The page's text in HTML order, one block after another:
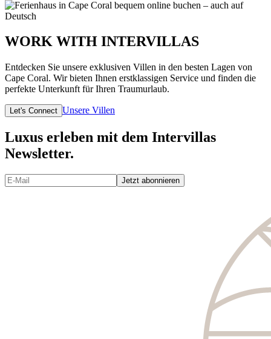
WORK WITH INTERVILLAS
Entdecken Sie unsere exklusiven Villen in den besten Lagen von
Cape Coral. Wir bieten Ihnen erstklassigen Service und finden die
perfekte Unterkunft für Ihren Traumurlaub.
Let's Connect Unsere Villen
Luxus erleben mit dem Intervillas
Newsletter.
Jetzt abonnieren